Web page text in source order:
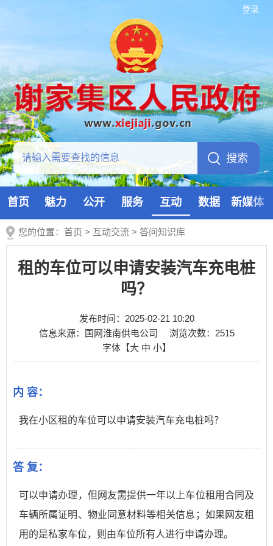
登录
首页 魅力 公开 服务 互动 数据 新媒体
您的位置： 首页 > 互动交流 > 答问知识库
租的车位可以申请安装汽车充电桩
吗？
发布时间：2025-02-21 10:20
信息来源：国网淮南供电公司
浏览次数： 2515
字体【大 中 小】
内 容：
我在小区租的车位可以申请安装汽车充电桩吗？
答 复：
可以申请办理，但网友需提供一年以上车位租用合同及
车辆所属证明、物业同意材料等相关信息；如果网友租
用的是私家车位，则由车位所有人进行申请办理。